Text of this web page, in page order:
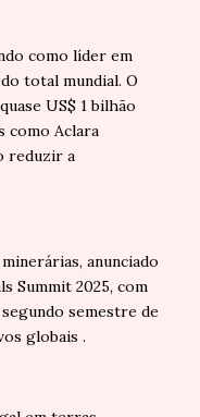
como líder em
total mundial. O
US$ 1 bilhão
como Aclara
reduzir a
anunciado
Summit 2025, com
semestre de
globais .